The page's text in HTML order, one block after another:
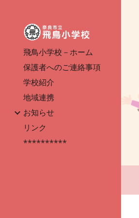
飛鳥小学校－ホーム
保護者へのご連絡事項
学校紹介
地域連携
お知らせ
リンク
**********